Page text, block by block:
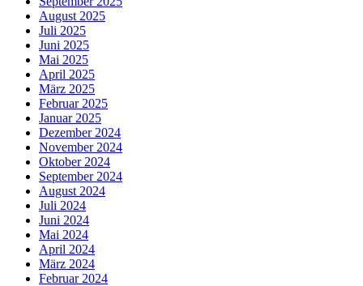
August 2025
Juli 2025
Juni 2025
Mai 2025
April 2025
März 2025
Februar 2025
Januar 2025
Dezember 2024
November 2024
Oktober 2024
September 2024
August 2024
Juli 2024
Juni 2024
Mai 2024
April 2024
März 2024
Februar 2024